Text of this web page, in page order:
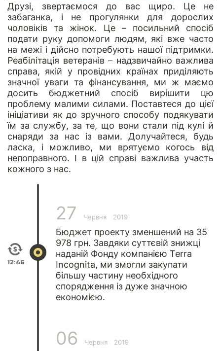
Друзі, звертаємося до вас щиро. Це не
забаганка, і не прогулянки для дорослих
чоловіків та жінок. Це – посильний спосіб
подати руку допомоги людям, які вже часто
на межі і дійсно потребують нашої підтримки.
Реабілітація ветеранів – надзвичайно важлива
справа, якій у провідних країнах приділяють
значної уваги та фінансування, ми ж маємо
досить бюджетний спосіб вирішити цю
проблему малими силами. Поставтеся до цієї
ініціативи як до зручного способу подякувати
їм за службу, за те, що вони стали під кулі й
снаряди за нас із вами. Долучайтеся, будь
ласка, і можливо, ми врятуємо когось від
непоправного. І в цій справі важлива участь
кожного з нас.
12:46
27 Червня 2019
Бюджет проекту зменшений на 35
978 грн. Завдяки суттєвій знижці
наданій Фонду компанією Terra
Incognita, ми змогли закупати
більшу частину необхідного
спорядження із дуже значною
економією.
06 Червня 2019